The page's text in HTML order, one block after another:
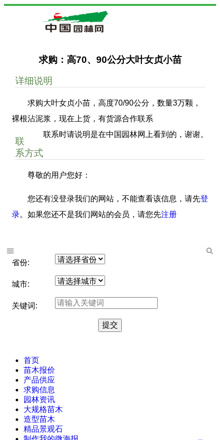
求购：高70、90公分大叶女贞小苗
详细说明
求购大叶女贞小苗，高度70/90公分，数量3万颗，
裸根沾泥浆，现在上货，有货源合作联系
联系时请说明是在中国园林网上看到的，谢谢。
联
系方式
尊敬的用户您好：
您还有没登录我们的网站，不能查看该信息，请先登
录。如果您还不是我们网站的会员，请您先注册
省份:
城市:
关键词:
首页
苗木报价
产品供应
求购信息
园林资讯
大规格苗木
造型苗木
精品景观石